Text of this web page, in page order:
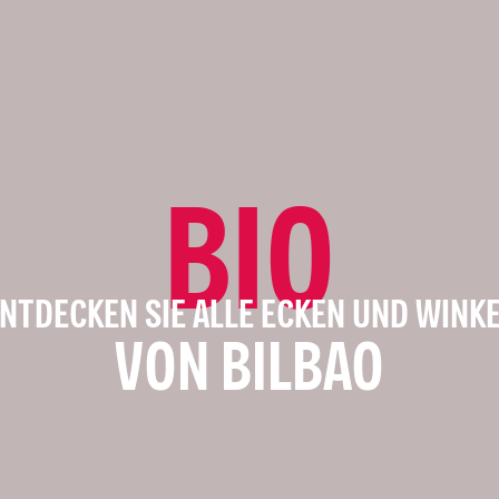
BIO
SIE ALLE ECKEN UND
VON BILBAO